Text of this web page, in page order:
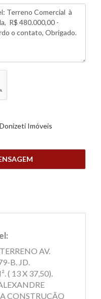
Donizeti Imóveis
AV.
B. JD.
( 13 X 37,50).
CONSTRUÇÃO